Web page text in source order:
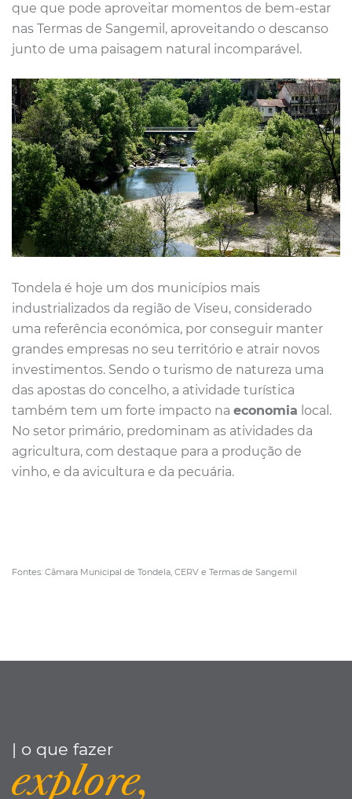
que que pode aproveitar momentos de bem-estar
nas Termas de Sangemil, aproveitando o descanso
junto de uma paisagem natural incomparável.
Tondela é hoje um dos municípios mais
industrializados da região de Viseu, considerado
uma referência económica, por conseguir manter
grandes empresas no seu território e atrair novos
investimentos. Sendo o turismo de natureza uma
das apostas do concelho, a atividade turística
também tem um forte impacto na economia local.
No setor primário, predominam as atividades da
agricultura, com destaque para a produção de
vinho, e da avicultura e da pecuária.
Fontes: Câmara Municipal de Tondela, CERV e Termas de Sangemil
| o que fazer
explore,